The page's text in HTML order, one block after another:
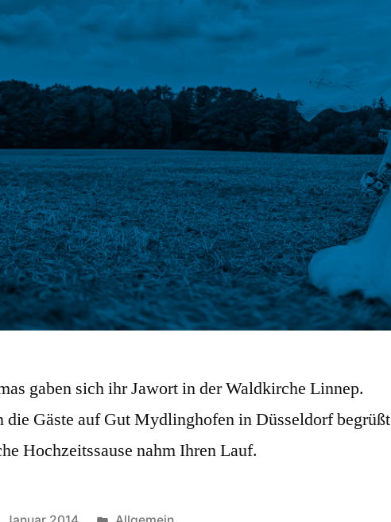
gaben sich ihr Jawort in der Waldkirche Linnep.
die Gäste auf Gut Mydlinghofen in Düsseldorf begrüßt
Hochzeitssause nahm Ihren Lauf.